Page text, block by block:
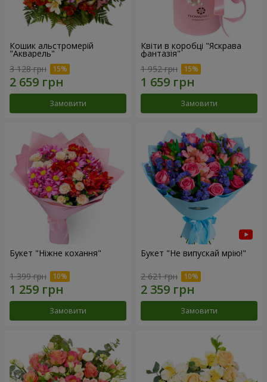
Кошик альстромерій
"Акварель"
3 128 грн
Замовити
Квіти в коробці "Яскрава
фантазія"
1 952 грн
Замовити
Букет "Ніжне кохання"
1 399 грн
Замовити
Букет "Не випускай мрію!"
2 621 грн
Замовити